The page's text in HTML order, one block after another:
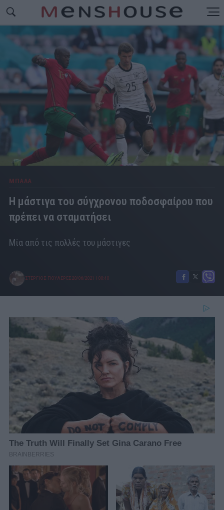
ΜΠΑΛΑ
Η μάστιγα του σύγχρονου ποδοσφαίρου που
πρέπει να σταματήσει
Μία από τις πολλές του μάστιγες
ΣΤΕΡΓΙΟΣ ΠΟΥΛΕΡΕΣ 20/06/2021 00:40